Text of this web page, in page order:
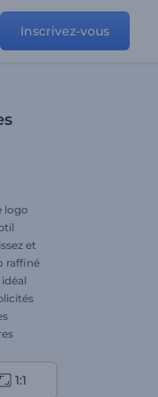
Inscrivez-vous
logo
et
raffiné
1:1